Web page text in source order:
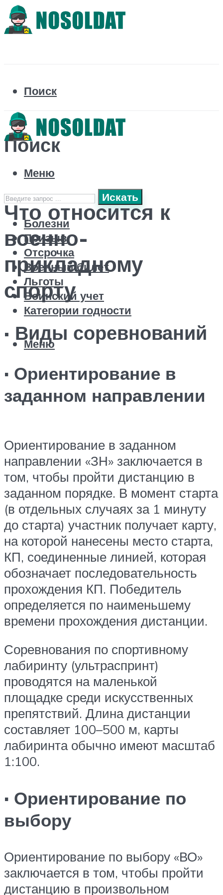
Поиск
Поиск
Искать
Болезни
Призыв
Отсрочка
Военный билет
Льготы
Воинский учет
Категории годности
Меню
Меню
Что относится к
военно-
прикладному
спорту
· Виды соревнований
· Ориентирование в
заданном направлении
Ориентирование в заданном
направлении «ЗН» заключается в
том, чтобы пройти дистанцию в
заданном порядке. В момент старта
(в отдельных случаях за 1 минуту
до старта) участник получает карту,
на которой нанесены место старта,
КП, соединенные линией, которая
обозначает последовательность
прохождения КП. Победитель
определяется по наименьшему
времени прохождения дистанции.
Соревнования по спортивному
лабиринту (ультраспринт)
проводятся на маленькой
площадке среди искусственных
препятствий. Длина дистанции
составляет 100–500 м, карты
лабиринта обычно имеют масштаб
1:100.
· Ориентирование по
выбору
Ориентирование по выбору «ВО»
заключается в том, чтобы пройти
дистанцию в произвольном